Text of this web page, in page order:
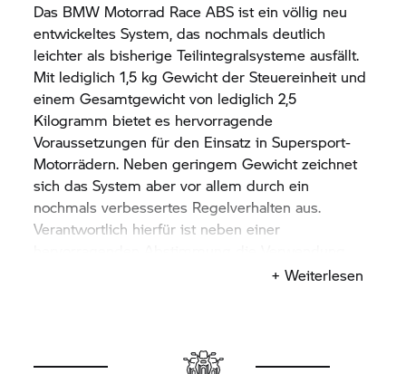
Das BMW Motorrad Race ABS ist ein völlig neu
entwickeltes System, das nochmals deutlich
leichter als bisherige Teilintegralsysteme ausfällt.
Mit lediglich 1,5 kg Gewicht der Steuereinheit und
einem Gesamtgewicht von lediglich 2,5
Kilogramm bietet es hervorragende
Voraussetzungen für den Einsatz in Supersport-
Motorrädern. Neben geringem Gewicht zeichnet
sich das System aber vor allem durch ein
nochmals verbessertes Regelverhalten aus.
Verantwortlich hierfür ist neben einer
von insgesamt vier Drucksensoren, die es in
einem blockierenden Hinterrad zu unterscheiden.
+ Weiterlesen